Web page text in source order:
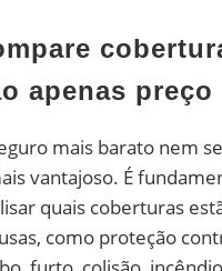
apenas preço
mais barato nem
vantajoso. É
quais coberturas
como proteção